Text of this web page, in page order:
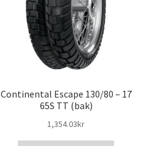
Continental Escape 130/80 – 17
65S TT (bak)
1,354.03kr